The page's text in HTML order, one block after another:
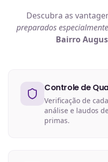
Descubra as
preparados
Bairro
Controle de
Verificação de
análise e laudos
primas.